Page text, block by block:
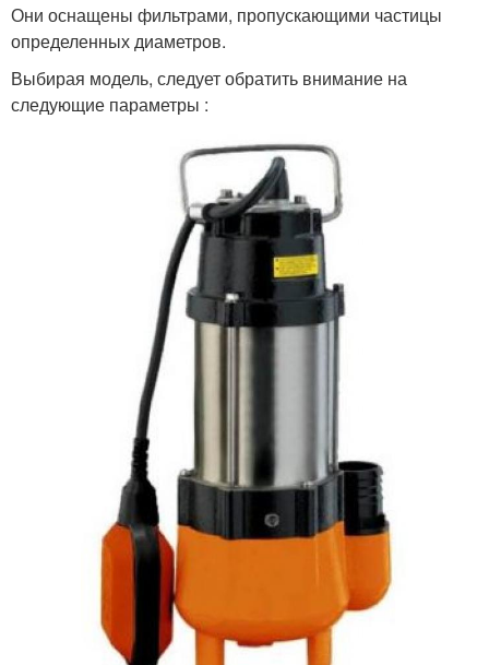
Они оснащены фильтрами, пропускающими частицы
определенных диаметров.
Выбирая модель, следует обратить внимание на
следующие параметры :